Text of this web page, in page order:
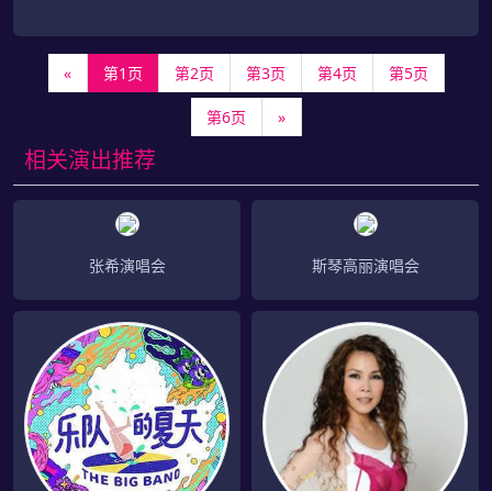
« 第1页 第2页 第3页 第4页 第5页
第6页 »
相关演出推荐
张希演唱会 斯琴高丽演唱会